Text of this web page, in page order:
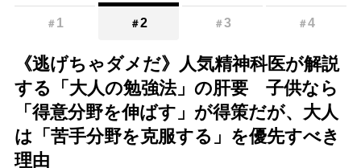
＃ 1 ＃2 ＃3 ＃4
《逃げちゃダメだ》人気精神科医が解説
する「大人の勉強法」の肝要 子供なら
「得意分野を伸ばす」が得策だが、大人
は「苦手分野を克服する」を優先すべき
理由